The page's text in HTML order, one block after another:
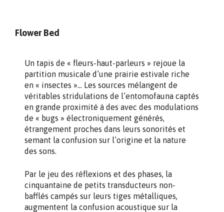
Flower Bed
Un tapis de « fleurs-haut-parleurs » rejoue la
partition musicale d’une prairie estivale riche
en « insectes »… Les sources mélangent de
véritables stridulations de l’entomofauna captés
en grande proximité à des avec des modulations
de « bugs » électroniquement générés,
étrangement proches dans leurs sonorités et
semant la confusion sur l’origine et la nature
des sons.
Par le jeu des réflexions et des phases, la
cinquantaine de petits transducteurs non-
bafflés campés sur leurs tiges métalliques,
augmentent la confusion acoustique sur la